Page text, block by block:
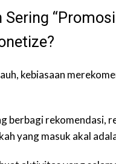
kebiasaan
berbagi rekomendasi,
yang masuk akal